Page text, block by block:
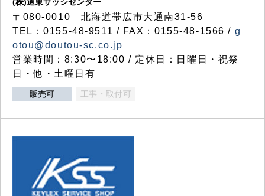
〒080-0010 北海道帯広市大通南31-56
TEL：0155-48-9511 / FAX：0155-48-1566 / g
otou@doutou-sc.co.jp
営業時間：8:30〜18:00 / 定休日：日曜日・祝祭
日・他・土曜日有
販売可 工事・取付可